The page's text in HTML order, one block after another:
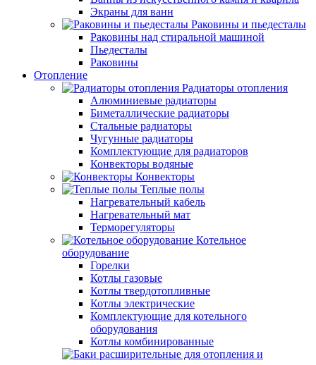
Экраны для ванн
Раковины и пьедесталы
Раковины над стиральной машиной
Пьедесталы
Раковины
Отопление
Радиаторы отопления
Алюминиевые радиаторы
Биметаллические радиаторы
Стальные радиаторы
Чугунные радиаторы
Комплектующие для радиаторов
Конвекторы водяные
Конвекторы
Теплые полы
Нагревательный кабель
Нагревательный мат
Терморегуляторы
Котельное
оборудование
Горелки
Котлы газовые
Котлы твердотопливные
Котлы электрические
Комплектующие для котельного
оборудования
Котлы комбинированные